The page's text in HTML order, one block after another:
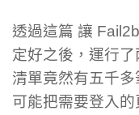
透過這篇 讓
定好之後，運行
清單竟然有五千
可能把需要登入